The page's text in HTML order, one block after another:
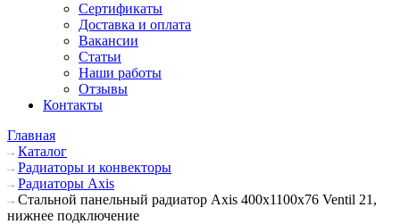
Сертификаты
Доставка и оплата
Вакансии
Статьи
Наши работы
Отзывы
Контакты
Главная
Каталог
Радиаторы и конвекторы
Радиаторы Axis
Стальной панельный радиатор Axis 400х1100х76 Ventil 21,
нижнее подключение